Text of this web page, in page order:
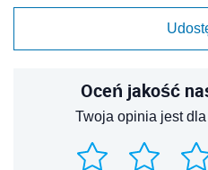
Oceń jakość
Twoja opinia jest